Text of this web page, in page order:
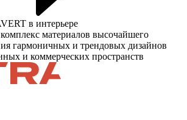
в интерьере
материалов высочайшего
гармоничных и трендовых дизайнов
и коммерческих пространств